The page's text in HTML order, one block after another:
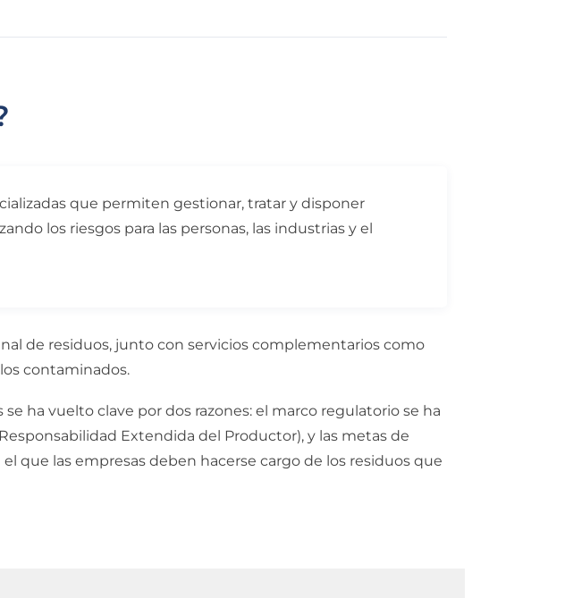
que permiten gestionar, tratar y disponer
los riesgos para las personas, las industrias y el
de residuos, junto con servicios complementarios como
contaminados.
ha vuelto clave por dos razones: el marco regulatorio se ha
Extendida del Productor), y las metas de
que las empresas deben hacerse cargo de los residuos que